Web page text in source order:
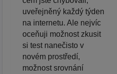
uveřejněný každý týden
na internetu. Ale nejvíc
oceňuji možnost zkusit
si test nanečisto v
novém prostředí,
možnost srovnání